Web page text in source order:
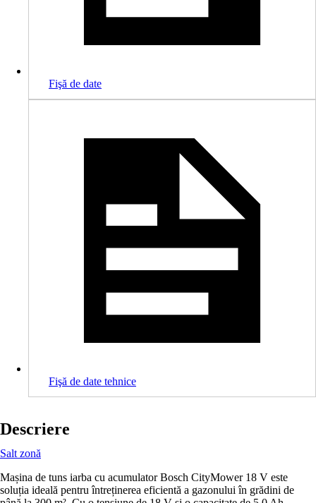
Fişă de date
Fişă de date tehnice
Descriere
Salt zonă
Mașina de tuns iarba cu acumulator Bosch CityMower 18 V este
soluția ideală pentru întreținerea eficientă a gazonului în grădini de